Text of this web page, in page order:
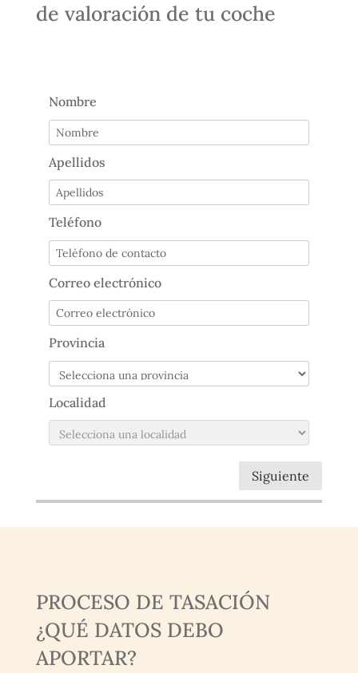
de valoración de tu coche
Nombre
Apellidos
Teléfono
Correo electrónico
Provincia
Localidad
Siguiente
PROCESO DE TASACIÓN
¿QUÉ DATOS DEBO
APORTAR?